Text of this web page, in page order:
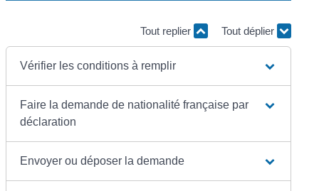
Tout replier Tout déplier
Vérifier les conditions à remplir
Faire la demande de nationalité française par
déclaration
Envoyer ou déposer la demande